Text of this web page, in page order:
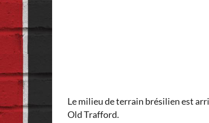
Le milieu de terrain brésilien est
Old Trafford.